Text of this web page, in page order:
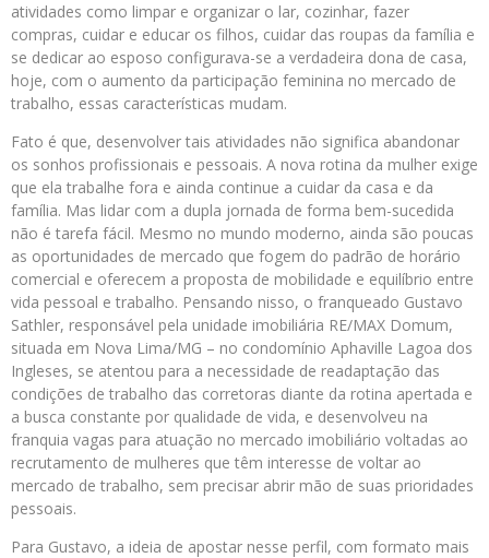
atividades como limpar e organizar o lar, cozinhar, fazer
compras, cuidar e educar os filhos, cuidar das roupas da família e
se dedicar ao esposo configurava-se a verdadeira dona de casa,
hoje, com o aumento da participação feminina no mercado de
trabalho, essas características mudam.
Fato é que, desenvolver tais atividades não significa abandonar
os sonhos profissionais e pessoais. A nova rotina da mulher exige
que ela trabalhe fora e ainda continue a cuidar da casa e da
família. Mas lidar com a dupla jornada de forma bem-sucedida
não é tarefa fácil. Mesmo no mundo moderno, ainda são poucas
as oportunidades de mercado que fogem do padrão de horário
comercial e oferecem a proposta de mobilidade e equilíbrio entre
vida pessoal e trabalho. Pensando nisso, o franqueado Gustavo
Sathler, responsável pela unidade imobiliária RE/MAX Domum,
situada em Nova Lima/MG – no condomínio Aphaville Lagoa dos
Ingleses, se atentou para a necessidade de readaptação das
condições de trabalho das corretoras diante da rotina apertada e
a busca constante por qualidade de vida, e desenvolveu na
franquia vagas para atuação no mercado imobiliário voltadas ao
recrutamento de mulheres que têm interesse de voltar ao
mercado de trabalho, sem precisar abrir mão de suas prioridades
pessoais.
Para Gustavo, a ideia de apostar nesse perfil, com formato mais